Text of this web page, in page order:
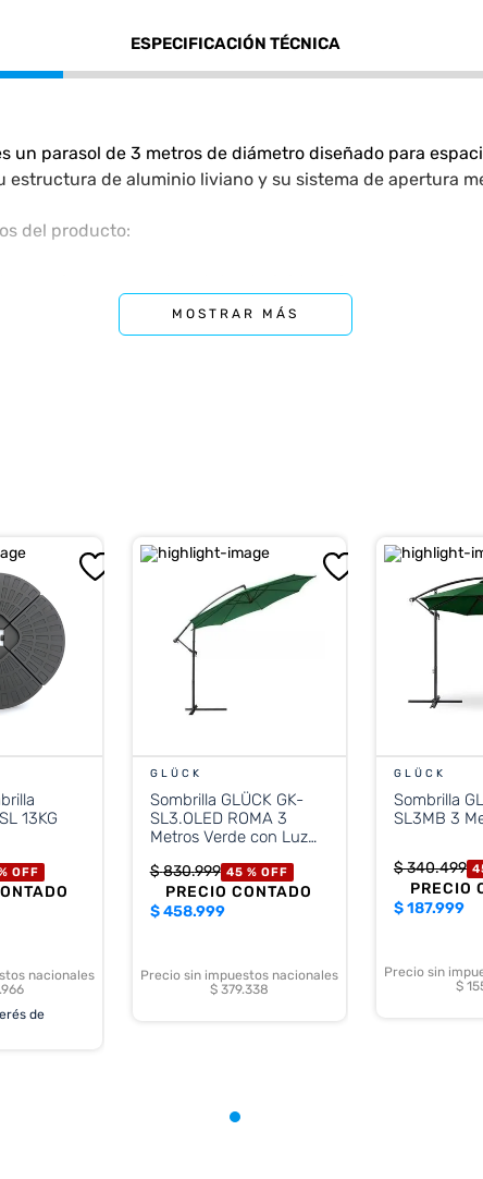
ESPECIFICACIÓN TÉCNICA
un parasol de 3 metros de diámetro diseñado para
estructura de aluminio liviano y su sistema de apertura
del producto:
aluminio livianocon un recubrimiento de pintura
13,95 kg
, lo que le otorga estabilidad frente a
MOSTRAR MÁS
OFF
nacionales
de
GLÜCK
Sombrilla GLÜCK GK-
SL3.OLED ROMA 3
Metros Verde con Luz
$830.999 45 % OFF
PRECIO CONTADO
$458.999
Precio sin impuestos nacionales
$ 379.338
GLÜCK
Sombrilla
SL3MB 3
$340.499
PRECIO
$187.999
Precio sin
$